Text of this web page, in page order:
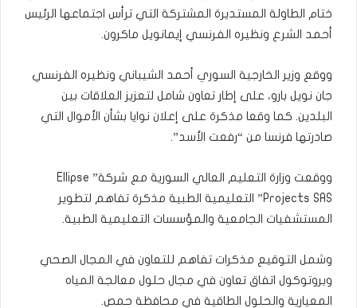
ختام الطاولة المستديرة المشتركة التي ترأس اجتماعها الرئيس
أحمد الشرع ونظيره الفرنسي إيمانويل ماكرون.
ووقع وزير الخارجية السوري أحمد الشيباني ونظيره الفرنسي
جان نويل بارو، على إطار تعاون شامل لتعزيز العلاقات بين
البلدين. كما وقعا مذكرة على إعلان نوايا بشأن الأموال التي
صادرتها فرنسا من “رفعت الأسد”.
ووقعت وزارة التعليم العالي السورية مع شركة” Ellipse
Projects SAS” التعليمية الطبية مذكرة تفاهم لتطوير
المستشفيات الجامعية والمؤسسات التعليمية الطبية.
وشمل التوقيع مذكرات تفاهم للتعاون في المجال الصحي
وبروتوكول اتفاق تعاون في مجال حلول معالجة المياه
‏المعيارية والحلول الطاقية في محافظة حمص.‏